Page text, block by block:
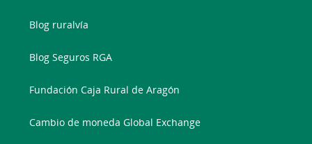
Blog ruralvía
Blog Seguros RGA
Fundación Caja Rural de Aragón
Cambio de moneda Global Exchange